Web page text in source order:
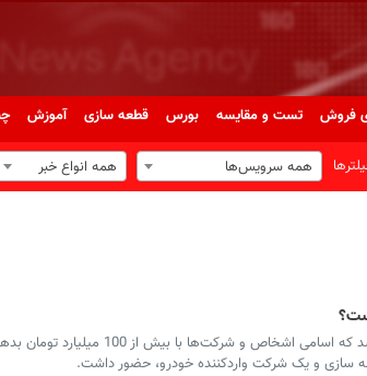
فروش تست و مقایسه بورس قطعه سازی آموزش
همه سرویس‌ها همه انواع خبر
روز گذشته لیستی از سوی برخی بانک ها منتشر
سازی و یک شرکت واردکننده خودرو، حضور داشت.